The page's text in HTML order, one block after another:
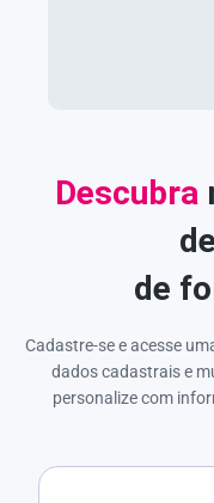
Descubra
de
Cadastre-se e acesse
dados cadastrais e
personalize com